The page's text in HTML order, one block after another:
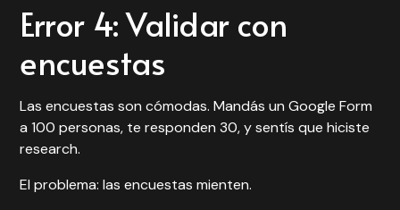
Error 4: Validar con
encuestas
Las encuestas son cómodas. Mandás un Google Form
a 100 personas, te responden 30, y sentís que hiciste
research.
El problema: las encuestas mienten.